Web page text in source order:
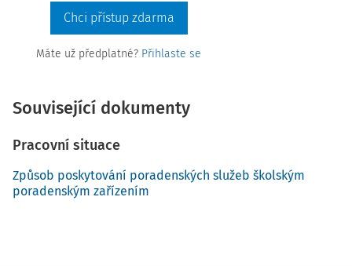
Chci přístup zdarma
Máte už předplatné? Přihlaste se
Související dokumenty
Pracovní situace
Způsob poskytování poradenských služeb školským
poradenským zařízením